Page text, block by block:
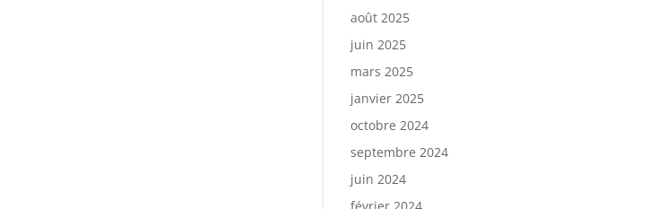
août 2025
juin 2025
mars 2025
janvier 2025
octobre 2024
septembre 2024
juin 2024